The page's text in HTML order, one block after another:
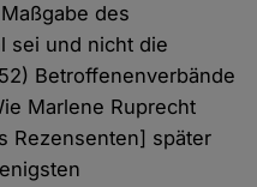
des
sei und nicht die
Betroffenenverbände
Marlene Ruprecht
Rezensenten] später